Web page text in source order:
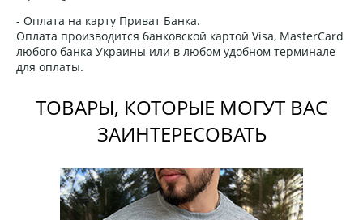
- Оплата на карту Приват Банка.
Оплата производится банковской картой Visa, MasterCard
любого банка Украины или в любом удобном терминале
для оплаты.
ТОВАРЫ, КОТОРЫЕ МОГУТ ВАС
ЗАИНТЕРЕСОВАТЬ